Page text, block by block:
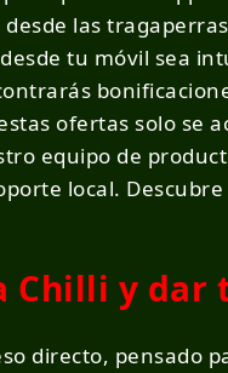
las
tu móvil sea
ofertas solo se
equipo de
local.
Chilli y dar
directo, pensado